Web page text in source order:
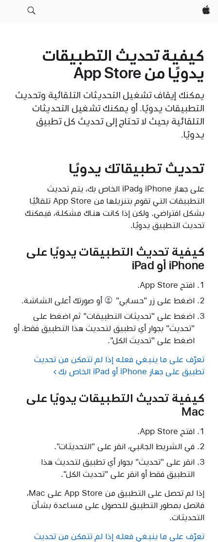
Apple‏
كيفية تحديث التطبيقات
يدويًا من App Store
يمكنك إيقاف تشغيل التحديثات التلقائية وتحديث
التطبيقات يدويًا. أو يمكنك تشغيل التحديثات
التلقائية بحيث لا تحتاج إلى تحديث كل تطبيق
يدويًا.
تحديث تطبيقاتك يدويًا
على جهاز iPhone وiPad الخاص بك، يتم تحديث
التطبيقات التي تقوم بتنزيلها من App Store تلقائيًا
بشكل افتراضي. ولكن إذا كانت هناك مشكلة، فيمكنك
تحديث التطبيق يدويًا.
كيفية تحديث التطبيقات يدويًا على
iPhone أو iPad
افتح App Store.
اضغط على زر "حسابي"
أو صورتك أعلى الشاشة.
اضغط على "تحديثات التطبيقات" ثم اضغط على
"تحديث" بجوار أي تطبيق لتحديث هذا التطبيق فقط، أو
اضغط على "تحديث الكل".
تعرّف على ما ينبغي فعله إذا لم تتمكن من تحديث
تطبيق على جهاز iPhone أو iPad الخاص بك
كيفية تحديث التطبيقات يدويًا على
Mac
افتح App Store.
في الشريط الجانبي، انقر على "التحديثات".
انقر على "تحديث" بجوار أي تطبيق لتحديث هذا
التطبيق فقط أو انقر على "تحديث الكل".
إذا لم تحصل على التطبيق من App Store على Mac،
فاتصل بمطور التطبيق للحصول على مساعدة بشأن
التحديثات.
تعرّف على ما ينبغي فعله إذا لم تتمكن من تحديث